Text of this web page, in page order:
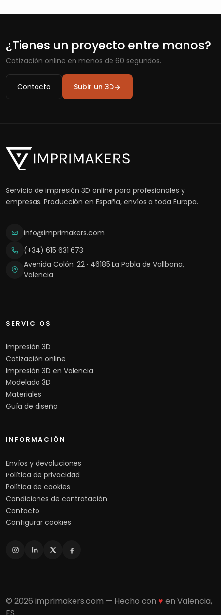
¿Tienes un proyecto entre manos?
Cotización online en menos de 60 segundos.
Contacto Subir un 3D
Servicio de impresión 3D online para profesionales y
empresas. Producción en España, envíos a toda Europa.
info@imprimakers.com
(+34) 615 631 673
Avenida Colón, 22 · 46185 La Pobla de Vallbona,
Valencia
SERVICIOS
Impresión 3D
Cotización online
Impresión 3D en Valencia
Modelado 3D
Materiales
Guía de diseño
INFORMACIÓN
Envíos y devoluciones
Política de privacidad
Política de cookies
Condiciones de contratación
Contacto
Configurar cookies
© 2026 imprimakers.com — Hecho con ♥ en Valencia,